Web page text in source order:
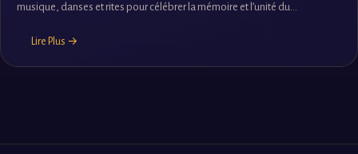
musique, danses et rites pour célébrer la mémoire et l’unité du...
Lire Plus →